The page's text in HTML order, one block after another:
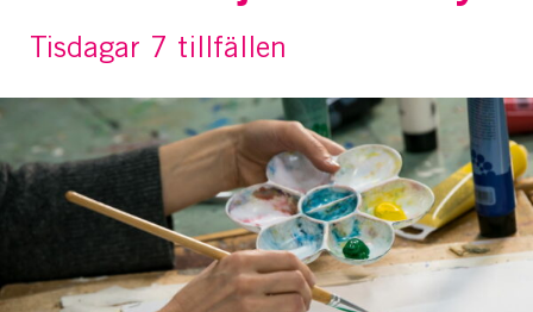
Tisdagar 7 tillfällen